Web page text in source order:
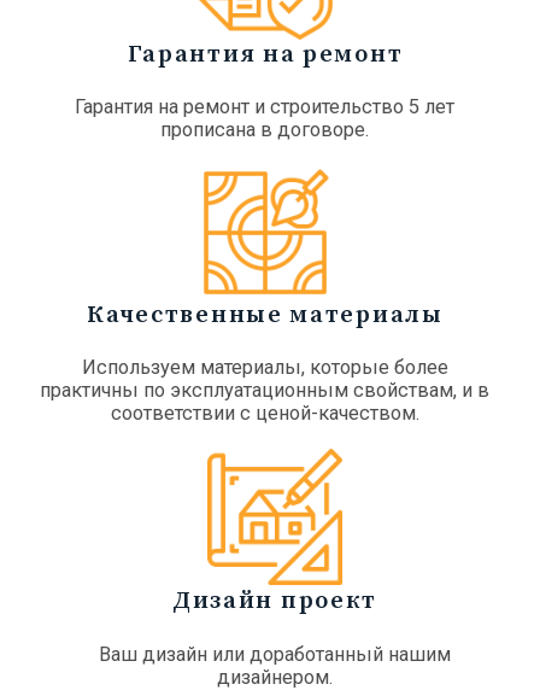
Гарантия на ремонт
Гарантия на ремонт и строительство 5 лет
прописана в договоре.
Качественные материалы
Используем материалы, которые более
практичны по эксплуатационным свойствам, и в
соответствии с ценой-качеством.
Дизайн проект
Ваш дизайн или доработанный нашим
дизайнером.